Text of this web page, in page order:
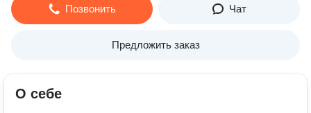
Позвонить Чат
Предложить заказ
О себе